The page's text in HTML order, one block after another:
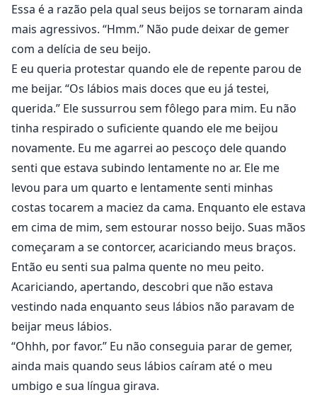
Essa é a razão pela qual seus beijos se tornaram ainda
mais agressivos. “Hmm.” Não pude deixar de gemer
com a delícia de seu beijo.
E eu queria protestar quando ele de repente parou de
me beijar. “Os lábios mais doces que eu já testei,
querida.” Ele sussurrou sem fôlego para mim. Eu não
tinha respirado o suficiente quando ele me beijou
novamente. Eu me agarrei ao pescoço dele quando
senti que estava subindo lentamente no ar. Ele me
levou para um quarto e lentamente senti minhas
costas tocarem a maciez da cama. Enquanto ele estava
em cima de mim, sem estourar nosso beijo. Suas mãos
começaram a se contorcer, acariciando meus braços.
Então eu senti sua palma quente no meu peito.
Acariciando, apertando, descobri que não estava
vestindo nada enquanto seus lábios não paravam de
beijar meus lábios.
“Ohhh, por favor.” Eu não conseguia parar de gemer,
ainda mais quando seus lábios caíram até o meu
umbigo e sua língua girava.